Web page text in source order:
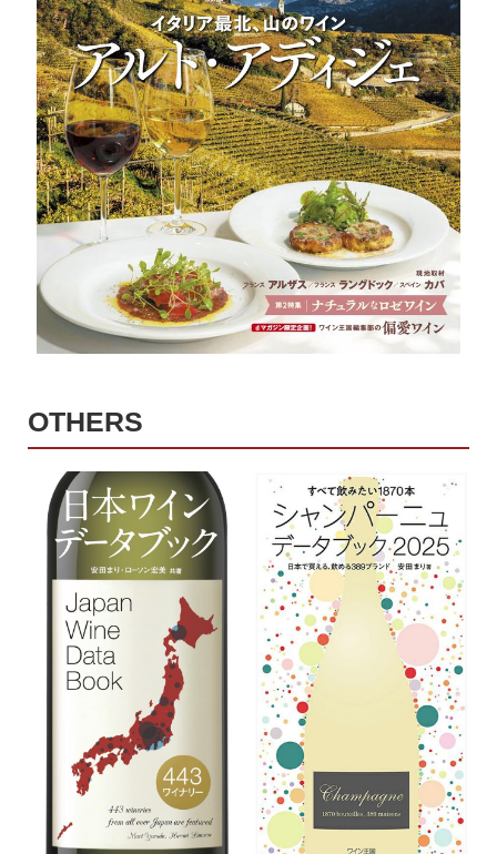
OTHERS